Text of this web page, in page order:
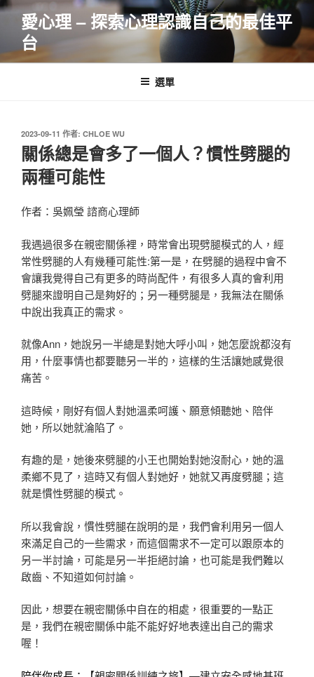
跳
要
愛心理 – 探索心理認識自己的最佳平
台
選單
發
佈
於
2023-09-11 作者: CHLOE WU
關係總是會多了一個人？慣性劈腿的
兩種可能性
作者：吳姵瑩 諮商心理師
我遇過很多在親密關係裡，時常會出現劈腿模式的人，經
常性劈腿的人有幾種可能性:第一是，在劈腿的過程中會不
會讓我覺得自己有更多的時尚配件，有很多人真的會利用
劈腿來證明自己是夠好的；另一種劈腿是，我無法在關係
中說出我真正的需求。
就像Ann，她說另一半總是對她大呼小叫，她怎麼說都沒有
用，什麼事情也都要聽另一半的，這樣的生活讓她感覺很
痛苦。
這時候，剛好有個人對她溫柔呵護、願意傾聽她、陪伴
她，所以她就淪陷了。
有趣的是，她後來劈腿的小王也開始對她沒耐心，她的溫
柔鄉不見了，這時又有個人對她好，她就又再度劈腿；這
就是慣性劈腿的模式。
所以我會說，慣性劈腿在說明的是，我們會利用另一個人
來滿足自己的一些需求，而這個需求不一定可以跟原本的
另一半討論，可能是另一半拒絕討論，也可能是我們難以
啟齒、不知道如何討論。
因此，想要在親密關係中自在的相處，很重要的一點正
是，我們在親密關係中能不能好好地表達出自己的需求
喔！